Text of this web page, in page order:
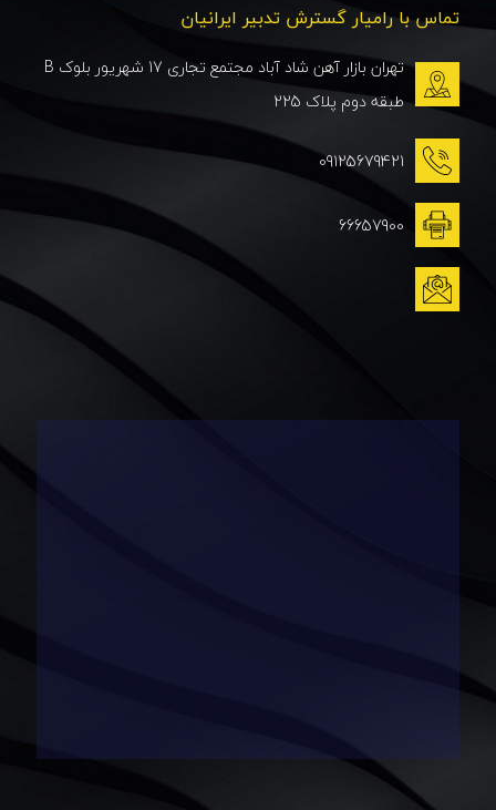
تماس با رامیار گسترش تدبیر ایرانیان
تهران بازار آهن شاد آباد مجتمع تجاری 17 شهریور بلوک B
طبقه دوم پلاک 225
09125679421
66657900